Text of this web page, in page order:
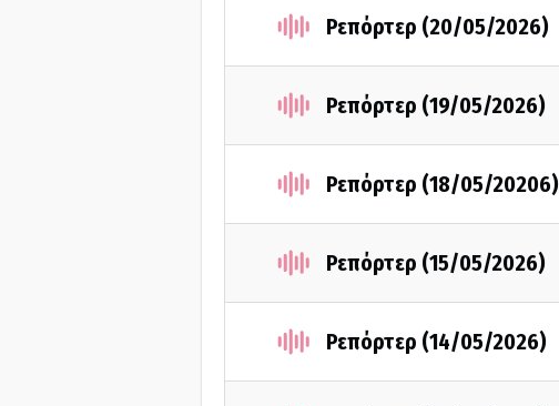
Ρεπόρτερ (20/05/2026)
Ρεπόρτερ (19/05/2026)
Ρεπόρτερ (18/05/20206)
Ρεπόρτερ (15/05/2026)
Ρεπόρτερ (14/05/2026)